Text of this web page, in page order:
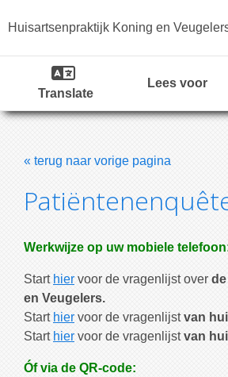
Huisartsenpraktijk Koning en
Translate
Lees voor
« terug naar vorige pagina
Werkwijze op uw mobiele
Start hier voor de vragenlijst over
en Veugelers.
Start hier voor de vragenlijstvan
Start hier voor de vragenlijstvan
Óf via de QR-code: